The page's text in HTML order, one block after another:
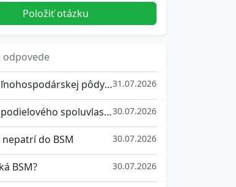
Položiť otázku
odpovede
Nájom poľnohospodárskej pôdy od roku 202631.07.2026
BSM - bezpodielového spoluvlastníctva manželov30.07.2026
do BSM 30.07.2026
BSM? 30.07.2026